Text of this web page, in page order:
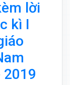
lời
kì I